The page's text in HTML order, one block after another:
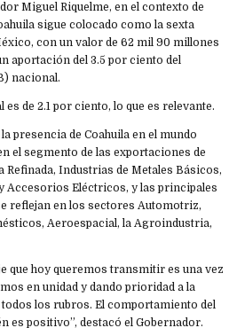
Miguel Riquelme, en el contexto de
sigue colocado como la sexta
con un valor de 62 mil 90 millones
aportación del 3.5 por ciento del
nacional.
de 2.1 por ciento, lo que es relevante.
presencia de Coahuila en el mundo
el segmento de las exportaciones de
Refinada, Industrias de Metales Básicos,
Accesorios Eléctricos, y las principales
reflejan en los sectores Automotriz,
Aeroespacial, la Agroindustria,
que hoy queremos transmitir es una vez
en unidad y dando prioridad a la
los rubros. El comportamiento del
es positivo”, destacó el Gobernador.